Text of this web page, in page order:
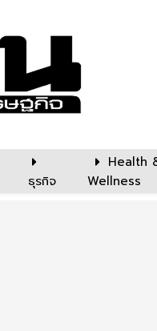
ธุรกิจ
Health
Wellness